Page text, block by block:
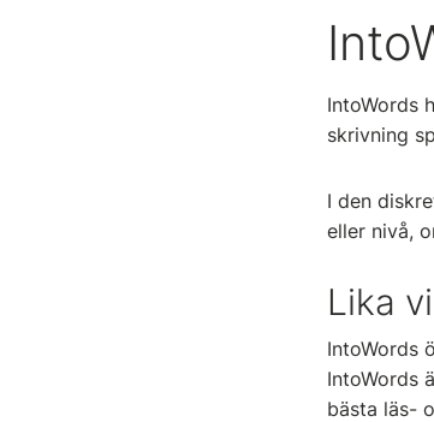
IntoWords
skrivning
I den
eller nivå,
Lika
IntoWords
IntoWords
bästa läs-